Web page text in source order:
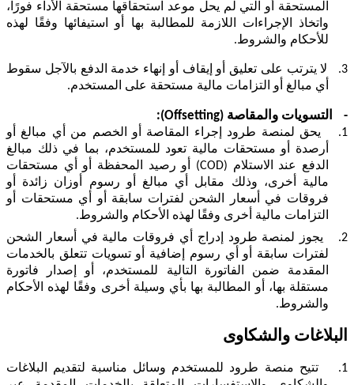
المستحقة أو التي لم يحل موعد استحقاقها مستحقة الأداء فورًا،
واتخاذ الإجراءات اللازمة للمطالبة بها أو استيفائها وفقًا لهذه
للأحكام والشروط.
3.
لا يترتب على تعليق أو إيقاف أو إنهاء خدمة الدفع بالآجل سقوط
أي مبالغ أو التزامات مالية مستحقة على المستخدم.
- التسويات والمقاصة (Offsetting)
:
1.
يحق لمنصة طرود إجراء المقاصة أو الخصم من أي مبالغ أو
أرصدة أو مستحقات مالية تعود للمستخدم، بما في ذلك مبالغ
الدفع عند الاستلام (COD) أو رصيد المحفظة أو أي مستحقات
مالية أخرى، وذلك مقابل أي مبالغ أو رسوم أوزان زائدة أو
فروقات في أسعار الشحن لفترات سابقة أو أي مستحقات أو
التزامات مالية أخرى وفقًا لهذه الأحكام والشروط.
2.
يجوز لمنصة طرود إدراج أي فروقات مالية في أسعار الشحن
لفترات سابقة أو أي رسوم إضافية أو تسويات تتعلق بالخدمات
المقدمة ضمن الفاتورة التالية للمستخدم، أو إصدار فاتورة
مستقلة بها، أو المطالبة بها بأي وسيلة أخرى وفقًا لهذه الأحكام
والشروط.
البلاغات والشكاوى
1.
تتيح منصة طرود للمستخدم وسائل مناسبة لتقديم البلاغات